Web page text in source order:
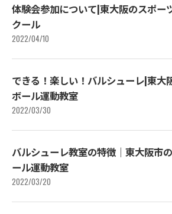
体験会参加について|東大阪のスポー
クール
2022/04/10
できる！楽しい！バルシューレ|東大
ボール運動教室
2022/03/30
バルシューレ教室の特徴｜東大阪市
ール運動教室
2022/03/20